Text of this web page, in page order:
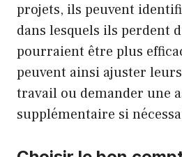
projets, ils peuvent
dans lesquels ils perdent
pourraient être plus
peuvent ainsi ajuster
travail ou demander une
supplémentaire si